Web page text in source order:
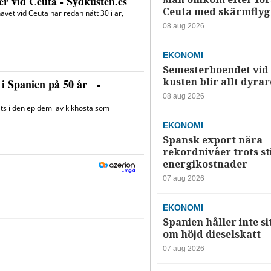
Ceuta med
08 aug 2026
EKONOMI
Semesterboendet
kusten blir allt
08 aug 2026
EKONOMI
Spansk export nära
rekordnivåer trots
energikostnader
07 aug 2026
EKONOMI
Spanien håller inte
om höjd dieselskatt
07 aug 2026